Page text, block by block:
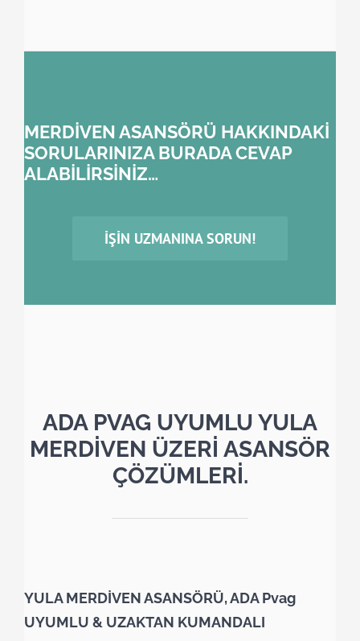
MERDİVEN ASANSÖRÜ HAKKINDAKİ
SORULARINIZA BURADA CEVAP
ALABİLİRSİNİZ…
İŞIN UZMANINA SORUN!
ADA PVAG UYUMLU YULA
MERDİVEN ÜZERİ ASANSÖR
ÇÖZÜMLERİ.
YULA MERDİVEN ASANSÖRÜ, ADA Pvag
UYUMLU & UZAKTAN KUMANDALI